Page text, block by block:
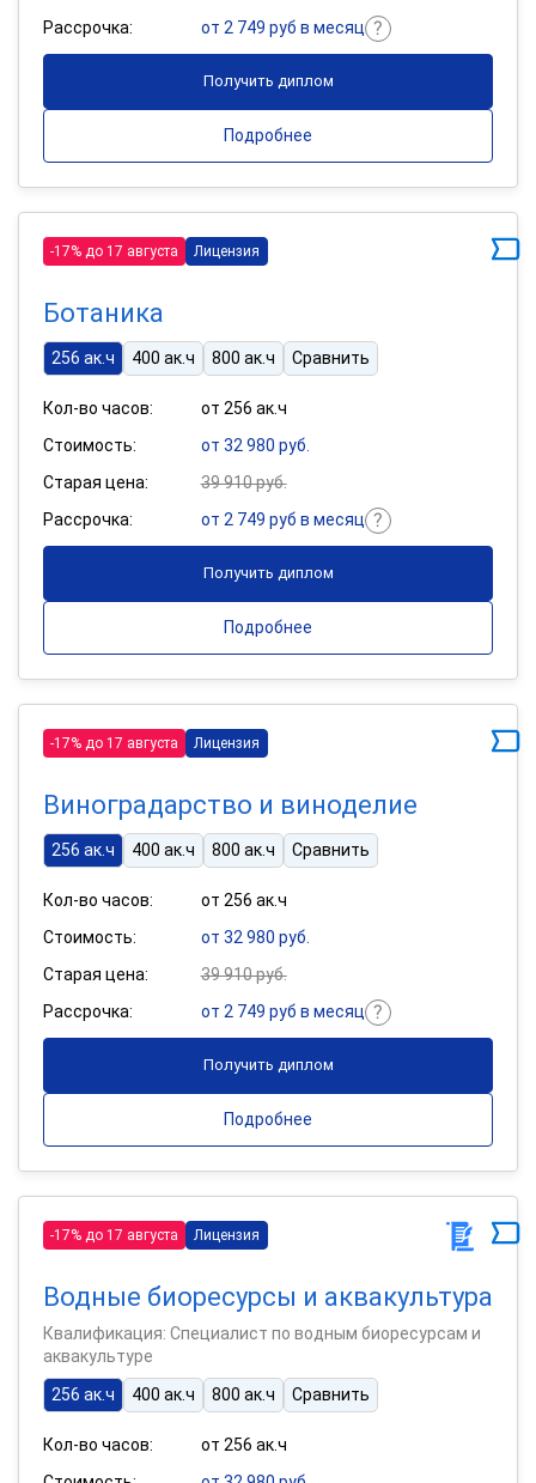
Рассрочка: от 2 749 руб в месяц
Получить диплом
Подробнее
-17% до 17 августа Лицензия
Ботаника
256 ак.ч 400 ак.ч 800 ак.ч Сравнить
Кол-во часов:
от 256 ак.ч
Стоимость:
от 32 980 руб.
Старая цена:
39 910 руб.
Рассрочка:
от 2 749 руб в месяц
Получить диплом
Подробнее
-17% до 17 августа Лицензия
Виноградарство и виноделие
256 ак.ч 400 ак.ч 800 ак.ч Сравнить
Кол-во часов:
от 256 ак.ч
Стоимость:
от 32 980 руб.
Старая цена:
39 910 руб.
Рассрочка:
от 2 749 руб в месяц
Получить диплом
Подробнее
-17% до 17 августа Лицензия
Водные биоресурсы и аквакультура
Квалификация: Специалист по водным биоресурсам и
аквакультуре
256 ак.ч
400 ак.ч 800 ак.ч Сравнить
Кол-во часов:
от 256 ак.ч